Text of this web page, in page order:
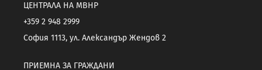
ЦЕНТРАЛА НА МВНР
+359 2 948 2999
София 1113, ул. Александър Жендов 2
ПРИЕМНА ЗА ГРАЖДАНИ